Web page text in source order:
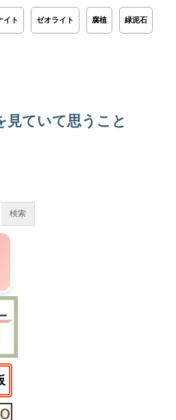
イト ゼオライト 腐植 緑泥石
見ていて思うこと